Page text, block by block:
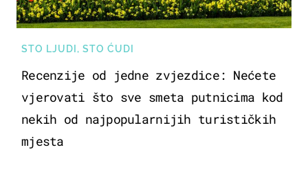
STO LJUDI, STO ĆUDI
Recenzije od jedne zvjezdice: Nećete
vjerovati što sve smeta putnicima kod
nekih od najpopularnijih turističkih
mjesta